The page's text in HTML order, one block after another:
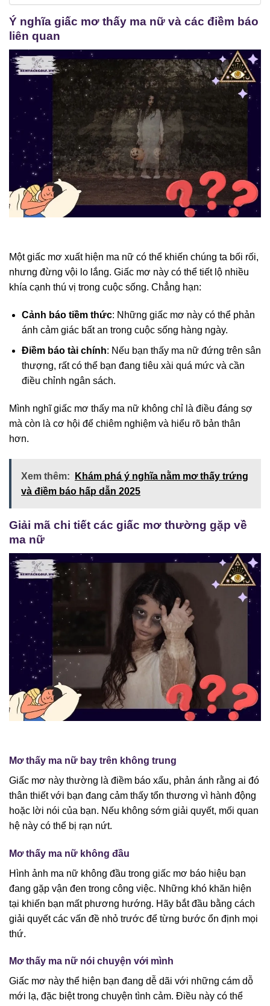
Ý nghĩa giấc mơ thấy ma nữ và các điềm báo
liên quan
Một giấc mơ xuất hiện ma nữ có thể khiến chúng ta bối rối,
nhưng đừng vội lo lắng. Giấc mơ này có thể tiết lộ nhiều
khía cạnh thú vị trong cuộc sống. Chẳng hạn:
Cảnh báo tiềm thức: Những giấc mơ này có thể phản
ánh cảm giác bất an trong cuộc sống hàng ngày.
Điềm báo tài chính: Nếu bạn thấy ma nữ đứng trên sân
thượng, rất có thể bạn đang tiêu xài quá mức và cần
điều chỉnh ngân sách.
Mình nghĩ giấc mơ thấy ma nữ không chỉ là điều đáng sợ
mà còn là cơ hội để chiêm nghiệm và hiểu rõ bản thân
hơn.
Xem thêm:
Khám phá ý nghĩa nằm mơ thấy trứng
và điềm báo hấp dẫn 2025
Giải mã chi tiết các giấc mơ thường gặp về
ma nữ
Mơ thấy ma nữ bay trên không trung
Giấc mơ này thường là điềm báo xấu, phản ánh rằng ai đó
thân thiết với bạn đang cảm thấy tổn thương vì hành động
hoặc lời nói của bạn. Nếu không sớm giải quyết, mối quan
hệ này có thể bị rạn nứt.
Mơ thấy ma nữ không đầu
Hình ảnh ma nữ không đầu trong giấc mơ báo hiệu bạn
đang gặp vận đen trong công việc. Những khó khăn hiện
tại khiến bạn mất phương hướng. Hãy bắt đầu bằng cách
giải quyết các vấn đề nhỏ trước để từng bước ổn định mọi
thứ.
Mơ thấy ma nữ nói chuyện với mình
Giấc mơ này thể hiện bạn đang dễ dãi với những cám dỗ
mới lạ, đặc biệt trong chuyện tình cảm. Điều này có thể